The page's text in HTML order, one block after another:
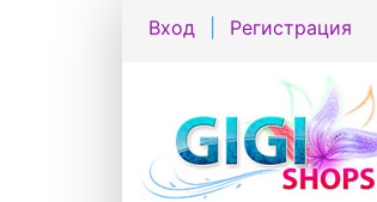
Вход Регистрация